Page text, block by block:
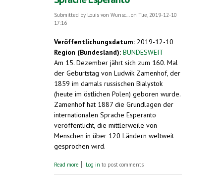
Submitted by Louis von Wunsc...on Tue, 2019-12-10
17:16
Veröffentlichungsdatum: 2019-12-10
Region (Bundesland): BUNDESWEIT
Am 15. Dezember jährt sich zum 160. Mal
der Geburtstag von Ludwik Zamenhof, der
1859 im damals russischen Bialystok
(heute im östlichen Polen) geboren wurde.
Zamenhof hat 1887 die Grundlagen der
internationalen Sprache Esperanto
veröffentlicht, die mittlerweile von
Menschen in über 120 Ländern weltweit
gesprochen wird.
Read more about 15. Dezember: 160. Geburtstag von
Log in to post comments